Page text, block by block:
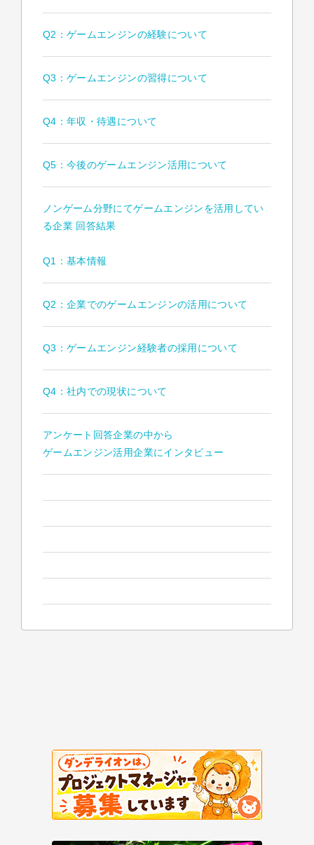
Q2：ゲームエンジンの経験について
Q3：ゲームエンジンの習得について
Q4：年収・待遇について
Q5：今後のゲームエンジン活用について
ノンゲーム分野にてゲームエンジンを活用してい
る企業 回答結果
Q1：基本情報
Q2：企業でのゲームエンジンの活用について
Q3：ゲームエンジン経験者の採用について
Q4：社内での現状について
アンケート回答企業の中から
ゲームエンジン活用企業にインタビュー